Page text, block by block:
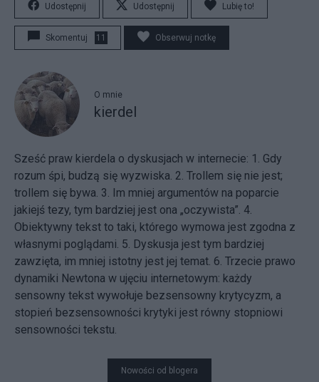
Udostępnij Udostępnij Lubię to!
Skomentuj 11 Obserwuj notkę
O mnie
kierdel
Sześć praw kierdela o dyskusjach w internecie: 1. Gdy
rozum śpi, budzą się wyzwiska. 2. Trollem się nie jest;
trollem się bywa. 3. Im mniej argumentów na poparcie
jakiejś tezy, tym bardziej jest ona „oczywista”. 4.
Obiektywny tekst to taki, którego wymowa jest zgodna z
własnymi poglądami. 5. Dyskusja jest tym bardziej
zawzięta, im mniej istotny jest jej temat. 6. Trzecie prawo
dynamiki Newtona w ujęciu internetowym: każdy
sensowny tekst wywołuje bezsensowny krytycyzm, a
stopień bezsensowności krytyki jest równy stopniowi
sensowności tekstu.
Nowości od blogera